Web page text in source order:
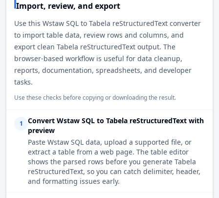
Import, review, and export
Use this Wstaw SQL to Tabela reStructuredText converter
to import table data, review rows and columns, and
export clean Tabela reStructuredText output. The
browser-based workflow is useful for data cleanup,
reports, documentation, spreadsheets, and developer
tasks.
Use these checks before copying or downloading the result.
1
Convert Wstaw SQL to Tabela reStructuredText with
preview
Paste Wstaw SQL data, upload a supported file, or
extract a table from a web page. The table editor
shows the parsed rows before you generate Tabela
reStructuredText, so you can catch delimiter, header,
and formatting issues early.